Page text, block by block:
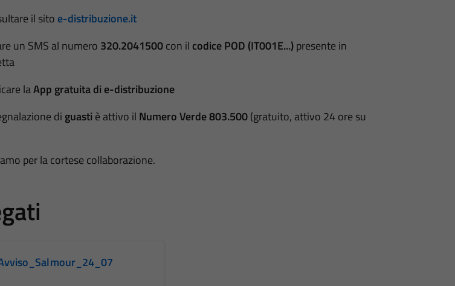
il sitoe-distribuzione.it
un SMS al numero 320.2041500con il codice POD (IT001E...)presente in
laApp gratuita di e-distribuzione
di guasti è attivo il Numero Verde 803.500(gratuito, attivo 24 ore su
per la cortese collaborazione.